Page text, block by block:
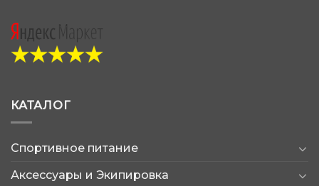
КАТАЛОГ
Спортивное питание
Аксессуары и Экипировка